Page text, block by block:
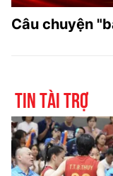
Câu chuyện